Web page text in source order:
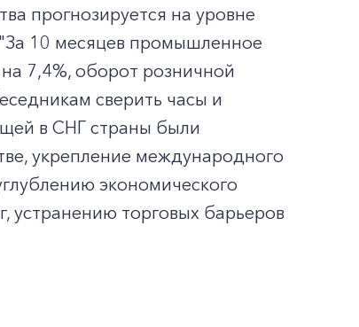
прогнозируется на уровне
10 месяцев промышленное
7,4%, оборот розничной
сверить часы и
в СНГ страны были
укрепление международного
экономического
устранению торговых барьеров